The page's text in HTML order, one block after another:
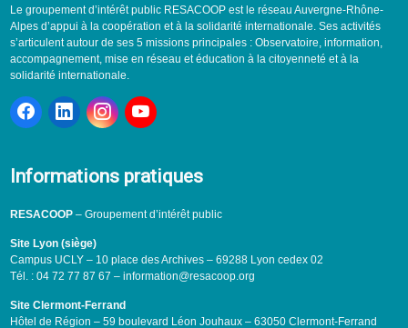
Le groupement d’intérêt public RESACOOP est le réseau Auvergne-Rhône-
Alpes d’appui à la coopération et à la solidarité internationale. Ses activités
s’articulent autour de ses 5 missions principales : Observatoire, information,
accompagnement, mise en réseau et éducation à la citoyenneté et à la
solidarité internationale.
Informations pratiques
RESACOOP– Groupement d’intérêt public
Site Lyon (siège)
Campus UCLY – 10 place des Archives – 69288 Lyon cedex 02
Tél. : 04 72 77 87 67 – information@resacoop.org
Site Clermont-Ferrand
Hôtel de Région – 59 boulevard Léon Jouhaux – 63050 Clermont-Ferrand